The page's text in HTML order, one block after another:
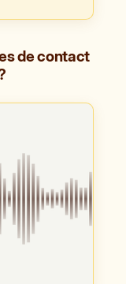
de contact